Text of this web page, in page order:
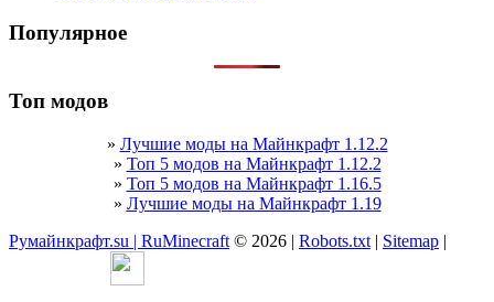
Популярное
Топ модов
» Лучшие моды на Майнкрафт 1.12.2
» Топ 5 модов на Майнкрафт 1.12.2
» Топ 5 модов на Майнкрафт 1.16.5
» Лучшие моды на Майнкрафт 1.19
Румайнкрафт.su | RuMinecraft © 2026 | Robots.txt | Sitemap |